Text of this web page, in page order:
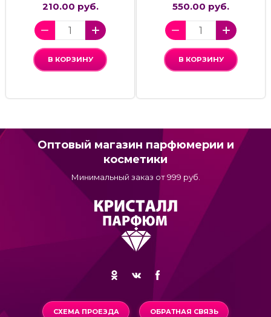
210.00 руб.
В КОРЗИНУ
550.00 руб.
В КОРЗИНУ
Оптовый магазин парфюмерии и
косметики
Минимальный заказ от 999 руб.
СХЕМА ПРОЕЗДА ОБРАТНАЯ СВЯЗЬ